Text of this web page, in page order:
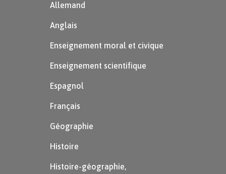
Allemand
Anglais
Enseignement moral et civique
Enseignement scientifique
Espagnol
Français
Géographie
Histoire
Histoire-géographie,